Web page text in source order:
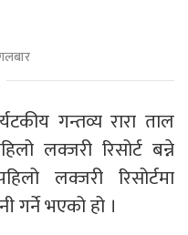
गन्तव्य रारा ताल
लक्जरी रिसोर्ट बन्ने
लक्जरी रिसोर्टमा
गर्ने भएको हो ।